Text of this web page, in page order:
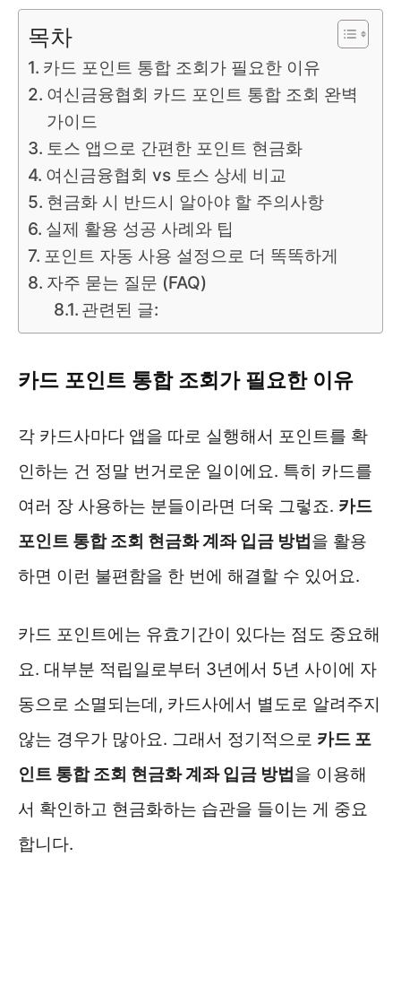
목차
카드 포인트 통합 조회가 필요한 이유
여신금융협회 카드 포인트 통합 조회 완벽
가이드
토스 앱으로 간편한 포인트 현금화
여신금융협회 vs 토스 상세 비교
현금화 시 반드시 알아야 할 주의사항
실제 활용 성공 사례와 팁
포인트 자동 사용 설정으로 더 똑똑하게
자주 묻는 질문 (FAQ)
관련된 글:
카드 포인트 통합 조회가 필요한 이유
각 카드사마다 앱을 따로 실행해서 포인트를 확
인하는 건 정말 번거로운 일이에요. 특히 카드를
여러 장 사용하는 분들이라면 더욱 그렇죠. 카드
포인트 통합 조회 현금화 계좌 입금 방법 을 활용
하면 이런 불편함을 한 번에 해결할 수 있어요.
카드 포인트에는 유효기간이 있다는 점도 중요해
요. 대부분 적립일로부터 3년에서 5년 사이에 자
동으로 소멸되는데, 카드사에서 별도로 알려주지
않는 경우가 많아요. 그래서 정기적으로 카드 포
인트 통합 조회 현금화 계좌 입금 방법 을 이용해
서 확인하고 현금화하는 습관을 들이는 게 중요
합니다.